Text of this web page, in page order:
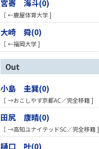
宮㟢 海斗(0)
［ ←鹿屋体育大学 ]
大崎 舜(0)
［ ←福岡大学 ]
Out
小島 圭巽(0)
［ →おこしやす京都AC／完全移籍 ]
田尻 康晴(0)
［ →高知ユナイテッドSC／完全移籍 ]
樋口 叶(0)